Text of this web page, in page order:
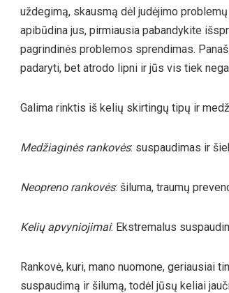
uždegimą, skausmą dėl judėjimo
apibūdina jus, pirmiausia pabandykite
pagrindinės problemos sprendimas.
padaryti, bet atrodo lipni ir jūs vis tiek
Galima rinktis iš kelių skirtingų tipų ir
Medžiaginės rankovės: suspaudimas ir
Neopreno rankovės: šiluma, traumų
Kelių apvyniojimai: Ekstremalus
Rankovė, kuri, mano nuomone, geriausiai
suspaudimą ir šilumą, todėl jūsų keliai